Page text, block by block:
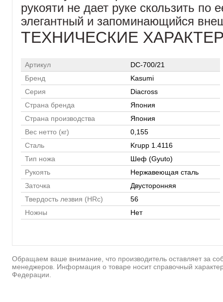
рукояти не дает руке скользить по
элегантный и запоминающийся
ТЕХНИЧЕСКИЕ
Артикул
DC-700/21
Бренд
Kasumi
Серия
Diacross
Страна бренда
Япония
Страна производства
Япония
Вес нетто (кг)
0,155
Сталь
Krupp 1.4116
Тип ножа
Шеф (Gyuto)
Рукоять
Нержавеющая сталь
Заточка
Двусторонняя
Твердость лезвия (HRc)
56
Ножны
Нет
Обращаем ваше внимание, что производитель оставляет за
менеджеров. Информация о товаре носит справочный
Федерации.